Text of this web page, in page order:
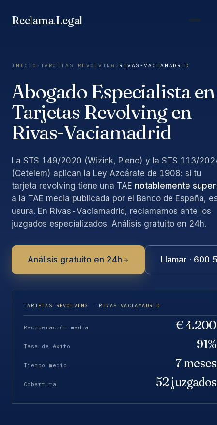
Reclama.Legal
INICIO › TARJETAS REVOLVING › RIVAS-VACIAMADRID
Abogado Especialista en
Tarjetas Revolving en
Rivas-Vaciamadrid
La STS 149/2020 (Wizink, Pleno) y la STS 113/
(Cetelem) aplican la Ley Azcárate de 1908: si tu
tarjeta revolving tiene una TAE notablemente
a la TAE media publicada por el Banco de España,
usura. En Rivas-Vaciamadrid, reclamamos ante los
juzgados especializados. Análisis gratuito en 24h.
Análisis gratuito en 24h Llamar · 600
TARJETAS REVOLVING · RIVAS-VACIAMADRID
Recuperación media € 4.200
Tasa de éxito 91%
Tiempo medio 7 meses
Cobertura 52 juzgados